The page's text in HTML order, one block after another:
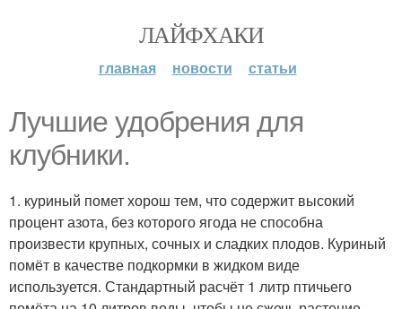
ЛАЙФХАКИ
главная новости статьи
Лучшие удобрения для
клубники.
1. куриный помет хорош тем, что содержит высокий
процент азота, без которого ягода не способна
произвести крупных, сочных и сладких плодов. Куриный
помёт в качестве подкормки в жидком виде
используется. Стандартный расчёт 1 литр птичьего